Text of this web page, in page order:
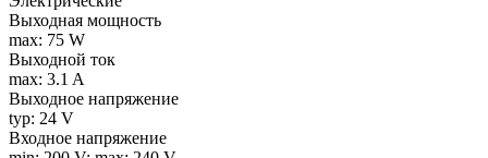
Выходная мощность
max: 75 W
Выходной ток
max: 3.1 A
Выходное напряжение
typ: 24 V
Входное напряжение